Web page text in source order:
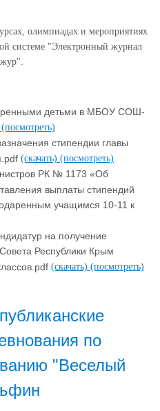
олимпиадах и мероприятиях
системе "Электронный журнал
детьми в МБОУ СОШ-
(посмотреть)
стипендии главы
(скачать) (посмотреть)
РК № 1173 «Об
выплаты стипендий
учащимся 10-11 к
на получение
Республики Крым
(скачать) (посмотреть)
по
"Веселый